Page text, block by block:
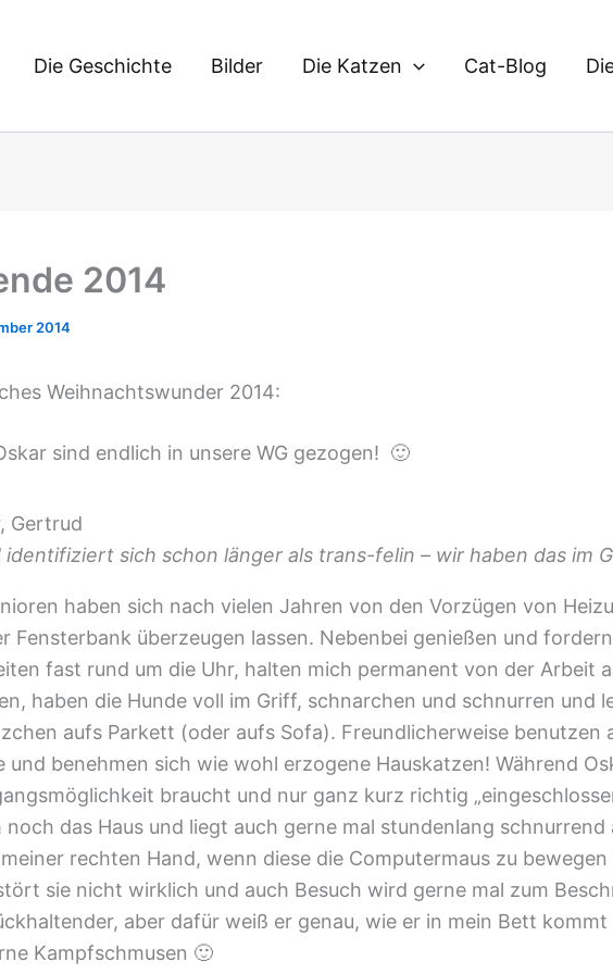
Die Geschichte Bilder Die Katzen Cat-Blog
2014
2014
Weihnachtswunder 2014:
sind endlich in unsere WG gezogen! 🙂
identifiziert sich schon länger als trans-felin – wir haben das im
haben sich nach vielen Jahren von den Vorzügen von
Fensterbank überzeugen lassen. Nebenbei genießen und
fast rund um die Uhr, halten mich permanent von der Arbeit
haben die Hunde voll im Griff, schnarchen und schnurren und
aufs Parkett (oder aufs Sofa). Freundlicherweise benutzen
und benehmen sich wie wohl erzogene Hauskatzen! Während
braucht und nur ganz kurz richtig
noch das Haus und liegt auch gerne mal stundenlang
rechten Hand, wenn diese die Computermaus zu
sie nicht wirklich und auch Besuch wird gerne mal zum
aber dafür weiß er genau, wie er in mein Bett
Kampfschmusen 🙂